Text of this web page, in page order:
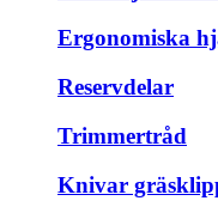
Ergonomiska
Reservdelar
Trimmertråd
Knivar